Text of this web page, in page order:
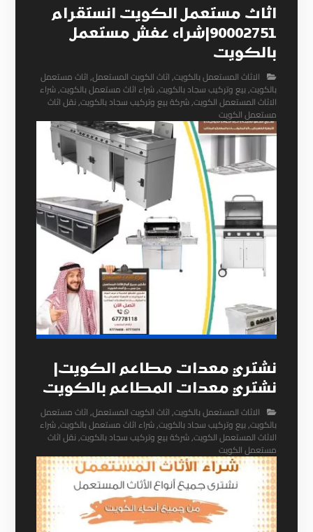
اثاث مستعمل الكويت انستقرام
90002751|شراء عفش مستعمل
بالكويت
الاثاث المستعمل بالكويت,اثاث الكويت المستعمل,اثاث مستعمل
بالكويت,بيع وتركيب سجاد بالكويت,شراء اثاث مستعمل بالكويت,شراء
الاثاث المستعمل الكويت,شركة بيع وتركيب سجاد بالكويت,نقل اثاث
مستعمل الكويت
نشتري معدات مطاعم الكويت|
نشتري معدات المطاعم بالكويت
الاثاث المستعمل بالكويت,اثاث الكويت المستعمل,اثاث مستعمل
بالكويت,بيع وتركيب سجاد بالكويت,شراء اثاث مستعمل بالكويت,شراء
الاثاث المستعمل الكويت,شركة بيع وتركيب سجاد بالكويت,نقل اثاث
مستعمل الكويت